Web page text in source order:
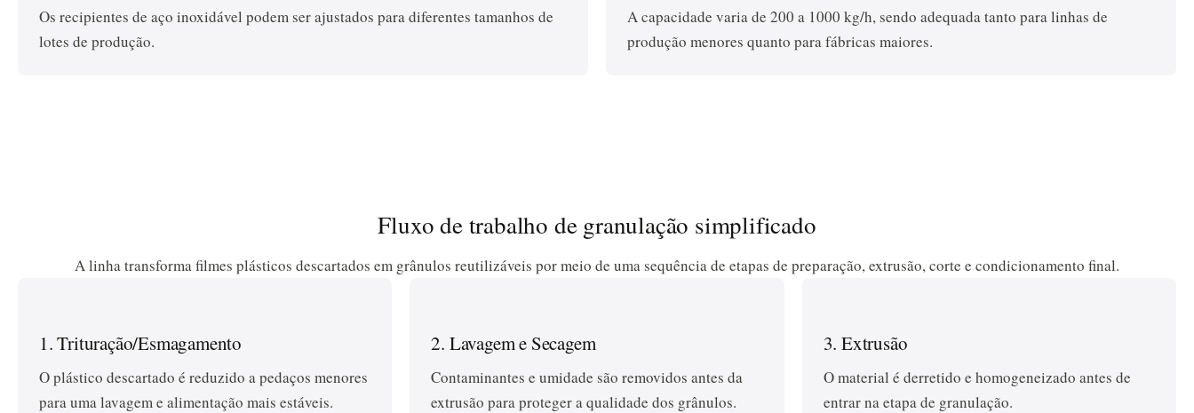
Os recipientes de aço inoxidável podem ser ajustados para diferentes tamanhos de
lotes de produção.
A capacidade varia de 200 a 1000 kg/h, sendo adequada tanto para linhas de
produção menores quanto para fábricas maiores.
Fluxo de trabalho de granulação simplificado
A linha transforma filmes plásticos descartados em grânulos reutilizáveis por meio de uma sequência de etapas de preparação, extrusão, corte e condicionamento final.
1. Trituração/Esmagamento
O plástico descartado é reduzido a pedaços menores
para uma lavagem e alimentação mais estáveis.
2. Lavagem e Secagem
Contaminantes e umidade são removidos antes da
extrusão para proteger a qualidade dos grânulos.
3. Extrusão
O material é derretido e homogeneizado antes de
entrar na etapa de granulação.